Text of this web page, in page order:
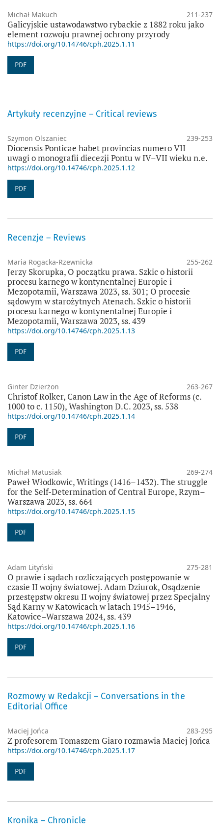
Michał Makuch 211-237
Galicyjskie ustawodawstwo rybackie z 1882 roku jako
element rozwoju prawnej ochrony przyrody
https://doi.org/10.14746/cph.2025.1.11
PDF
Artykuły recenzyjne – Critical reviews
Szymon Olszaniec 239-253
Diocensis Ponticae habet provincias numero VII –
uwagi o monografii diecezji Pontu w IV–VII wieku n.e.
https://doi.org/10.14746/cph.2025.1.12
PDF
Recenzje – Reviews
Maria Rogacka-Rzewnicka 255-262
Jerzy Skorupka, O początku prawa. Szkic o historii
procesu karnego w kontynentalnej Europie i
Mezopotamii, Warszawa 2023, ss. 301; O procesie
sądowym w starożytnych Atenach. Szkic o historii
procesu karnego w kontynentalnej Europie i
Mezopotamii, Warszawa 2023, ss. 439
https://doi.org/10.14746/cph.2025.1.13
PDF
Ginter Dzierżon 263-267
Christof Rolker, Canon Law in the Age of Reforms (c.
1000 to c. 1150), Washington D.C. 2023, ss. 538
https://doi.org/10.14746/cph.2025.1.14
PDF
Michał Matusiak 269-274
Paweł Włodkowic, Writings (1416–1432). The struggle
for the Self-Determination of Central Europe, Rzym–
Warszawa 2023, ss. 664
https://doi.org/10.14746/cph.2025.1.15
PDF
Adam Lityński 275-281
O prawie i sądach rozliczających postępowanie w
czasie II wojny światowej. Adam Dziurok, Osądzenie
przestępstw okresu II wojny światowej przez Specjalny
Sąd Karny w Katowicach w latach 1945–1946,
Katowice–Warszawa 2024, ss. 439
https://doi.org/10.14746/cph.2025.1.16
PDF
Rozmowy w Redakcji – Conversations in the
Editorial Office
Maciej Jońca 283-295
Z profesorem Tomaszem Giaro rozmawia Maciej Jońca
https://doi.org/10.14746/cph.2025.1.17
PDF
Kronika – Chronicle